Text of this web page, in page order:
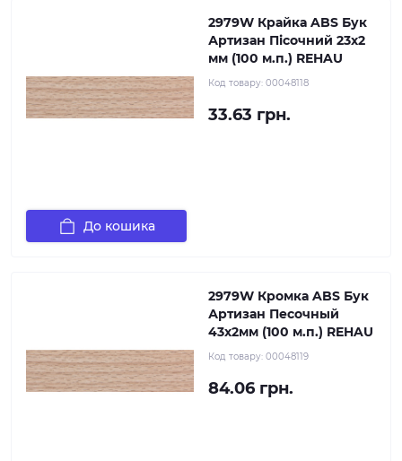
2979W Крайка ABS Бук
Артизан Пісочний 23х2
мм (100 м.п.) REHAU
Код товару: 00048118
33.63 грн.
До кошика
2979W Кромка ABS Бук
Артизан Песочный
43х2мм (100 м.п.) REHAU
Код товару: 00048119
84.06 грн.